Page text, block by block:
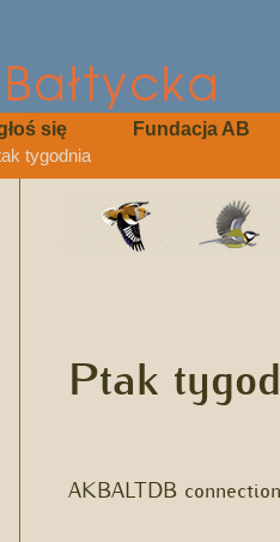
się Fundacja AB
tygodnia
Ptak
AKBALTDB